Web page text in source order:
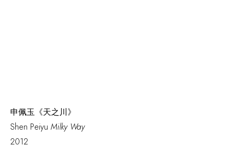
申佩玉《天之川》
Shen Peiyu Milky Way
2012